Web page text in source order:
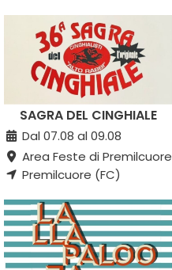
SAGRA DEL CINGHIALE
Dal 07.08 al 09.08
Area Feste di Premilcuore
Premilcuore (FC)